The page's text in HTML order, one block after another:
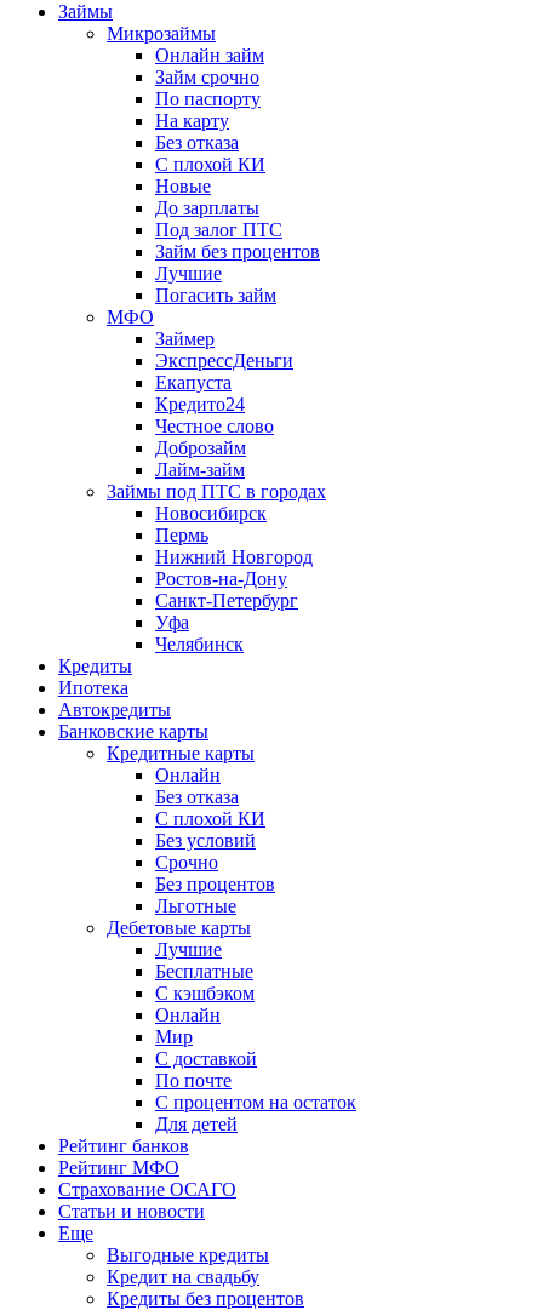
Займы
Микрозаймы
Онлайн займ
Займ срочно
По паспорту
На карту
Без отказа
С плохой КИ
Новые
До зарплаты
Под залог ПТС
Займ без процентов
Лучшие
Погасить займ
МФО
Займер
ЭкспрессДеньги
Екапуста
Кредито24
Честное слово
Доброзайм
Лайм-займ
Займы под ПТС в городах
Новосибирск
Пермь
Нижний Новгород
Ростов-на-Дону
Санкт-Петербург
Уфа
Челябинск
Кредиты
Ипотека
Автокредиты
Банковские карты
Кредитные карты
Онлайн
Без отказа
С плохой КИ
Без условий
Срочно
Без процентов
Льготные
Дебетовые карты
Лучшие
Бесплатные
С кэшбэком
Онлайн
Мир
С доставкой
По почте
С процентом на остаток
Для детей
Рейтинг банков
Рейтинг МФО
Страхование ОСАГО
Статьи и новости
Еще
Выгодные кредиты
Кредит на свадьбу
Кредиты без процентов